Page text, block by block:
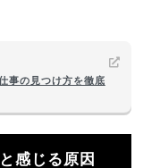
事の見つけ方を徹底
感じる原因